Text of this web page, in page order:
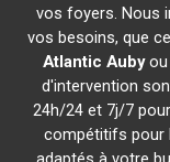
vos foyers. Nous
vos besoins, que
Atlantic Aubyou
d'intervention
24h/24 et 7j/7
compétitifs pour